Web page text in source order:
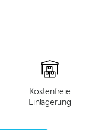
Kostenfreie
Einlagerung